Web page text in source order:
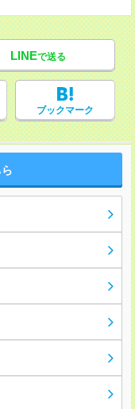
LINEで送る
ブックマーク